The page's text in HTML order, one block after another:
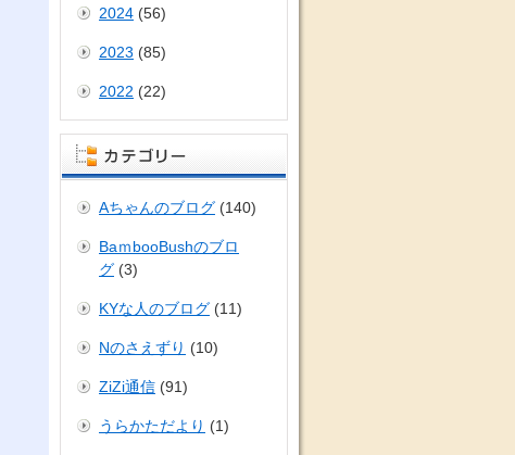
2024 (56)
2023 (85)
2022 (22)
Aちゃんのブログ (140)
BaｍbooBushのブロ
グ (3)
KYな人のブログ (11)
Nのさえずり (10)
ZiZi通信 (91)
うらかただより (1)